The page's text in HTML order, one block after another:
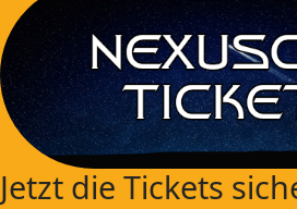
Jetzt die Tickets